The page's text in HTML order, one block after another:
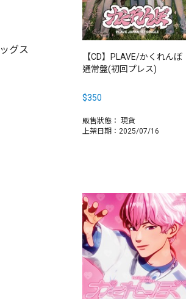
グス
【CD】PLAVE/かくれんぼ
通常盤(初回プレス)
$350
販售狀態： 現貨
上架日期：2025/07/16